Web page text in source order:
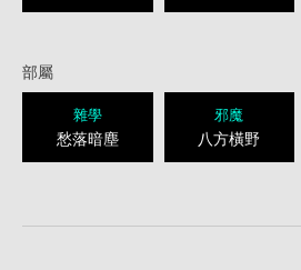
部屬
雜學
愁落暗塵
邪魔
八方橫野